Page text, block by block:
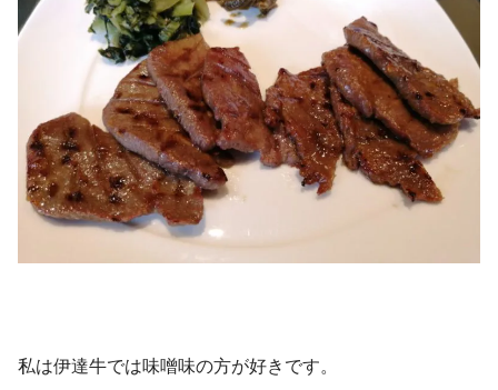
私は伊達牛では味噌味の方が好きです。